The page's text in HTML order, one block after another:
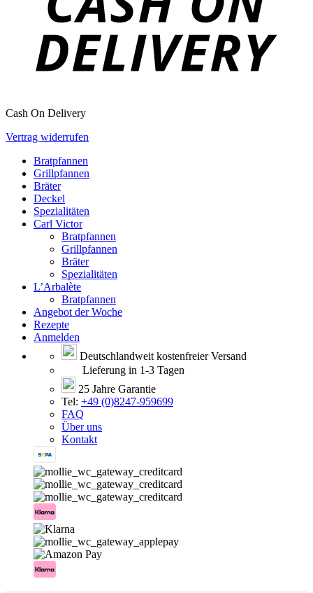
Cash On Delivery
Vertrag widerrufen
Bratpfannen
Grillpfannen
Bräter
Deckel
Spezialitäten
Carl Victor
Bratpfannen
Grillpfannen
Bräter
Spezialitäten
L’Arbalète
Bratpfannen
Angebot der Woche
Rezepte
Anmelden
Deutschlandweit kostenfreier Versand
Lieferung in 1-3 Tagen
25 Jahre Garantie
Tel: +49 (0)8247-959699
FAQ
Über uns
Kontakt